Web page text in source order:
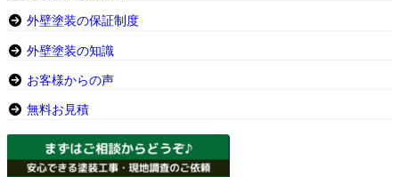
外壁塗装の保証制度
外壁塗装の知識
お客様からの声
無料お見積